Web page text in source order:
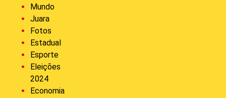
Mundo
Juara
Fotos
Estadual
Esporte
Eleições
2024
Economia